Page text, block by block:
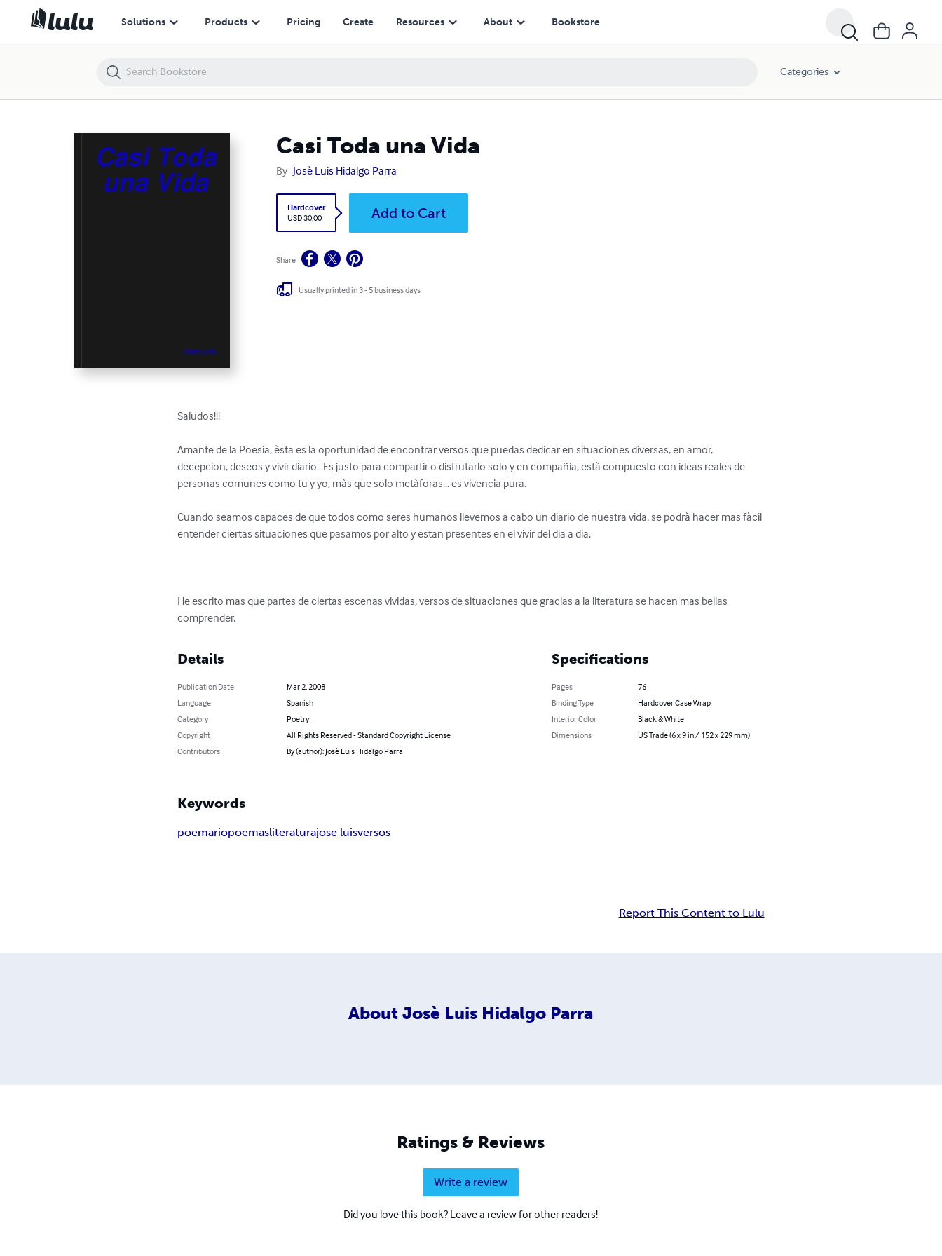
Solutions Products Pricing Create Resources About Bookstore
Categories
Casi Toda una Vida
By Josè Luis Hidalgo Parra
Hardcover
USD 30.00
Add to Cart
Share
Usually printed in 3 - 5 business days
Saludos!!!
Amante de la Poesia, èsta es la oportunidad de encontrar versos que puedas dedicar en situaciones diversas, en amor,
decepcion, deseos y vivir diario.  Es justo para compartir o disfrutarlo solo y en compañia, està compuesto con ideas reales de
personas comunes como tu y yo, màs que solo metàforas... es vivencia pura.
Cuando seamos capaces de que todos como seres humanos llevemos a cabo un diario de nuestra vida, se podrà hacer mas fàcil
entender ciertas situaciones que pasamos por alto y estan presentes en el vivir del dia a dia.
He escrito mas que partes de ciertas escenas vividas, versos de situaciones que gracias a la literatura se hacen mas bellas
comprender.
Details
Publication Date
Mar 2, 2008
Language
Spanish
Category
Poetry
Copyright
All Rights Reserved - Standard Copyright License
Contributors
By (author): Josè Luis Hidalgo Parra
Specifications
Pages
76
Binding Type
Hardcover Case Wrap
Interior Color
Black & White
Dimensions
US Trade (6 x 9 in / 152 x 229 mm)
Keywords
poemariopoemasliteraturajose luisversos
Report This Content to Lulu
About Josè Luis Hidalgo Parra
Ratings & Reviews
Write a review
Did you love this book? Leave a review for other readers!
Casi Toda una Vida